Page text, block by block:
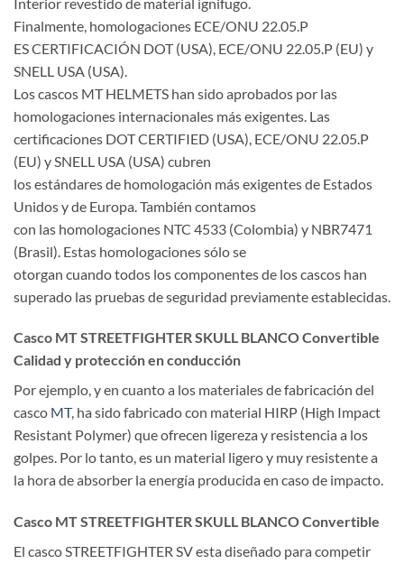
Finalmente, homologaciones ECE/ONU 22.05.P
ES CERTIFICACIÓN DOT (USA), ECE/ONU 22.05.P (EU) y
SNELL USA (USA).
Los cascos MT HELMETS han sido aprobados por las
homologaciones internacionales más exigentes. Las
certificaciones DOT CERTIFIED (USA), ECE/ONU 22.05.P
(EU) y SNELL USA (USA) cubren
los estándares de homologación más exigentes de Estados
Unidos y de Europa. También contamos
con las homologaciones NTC 4533 (Colombia) y NBR7471
(Brasil). Estas homologaciones sólo se
otorgan cuando todos los componentes de los cascos han
superado las pruebas de seguridad previamente establecidas.
Casco MT STREETFIGHTER SKULL BLANCO Convertible
Calidad y protección en conducción
Por ejemplo, y en cuanto a los materiales de fabricación del
casco MT, ha sido fabricado con material HIRP (High Impact
Resistant Polymer) que ofrecen ligereza y resistencia a los
golpes. Por lo tanto, es un material ligero y muy resistente a
la hora de absorber la energía producida en caso de impacto.
Casco MT STREETFIGHTER SKULL BLANCO Convertible
El casco STREETFIGHTER SV esta diseñado para competir